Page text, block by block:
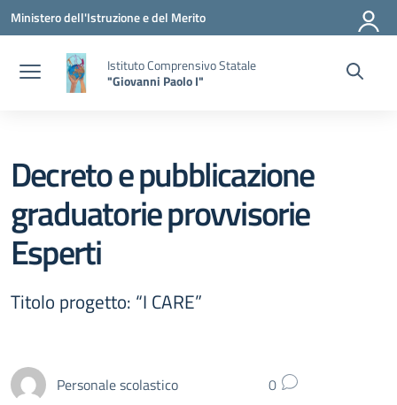
Vai ai contenuti
Vai al menu di navigazione
Vai al footer
Ministero dell'Istruzione e del Merito
Istituto Comprensivo Statale
"Giovanni Paolo I"
Decreto e pubblicazione
graduatorie provvisorie
Esperti
Titolo progetto: “I CARE”
Personale scolastico 0